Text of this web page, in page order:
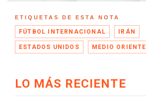
ETIQUETAS DE ESTA NOTA
FÚTBOL INTERNACIONAL IRÁN
ESTADOS UNIDOS MEDIO ORIENTE
LO MÁS RECIENTE